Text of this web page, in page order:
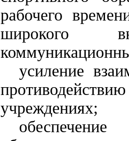
рабочего
широкого
усиление
учреждениях;